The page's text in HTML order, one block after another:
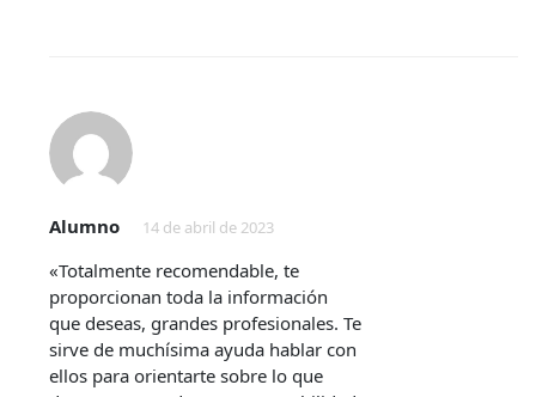
Alumno 14 de abril de 2023
«Totalmente recomendable, te
proporcionan toda la información
que deseas, grandes profesionales. Te
sirve de muchísima ayuda hablar con
ellos para orientarte sobre lo que